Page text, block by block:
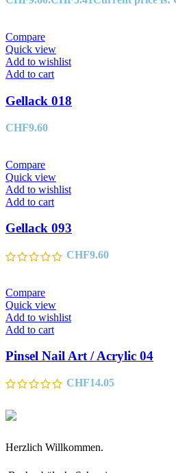
Compare
Quick view
Add to wishlist
Add to cart
Gellack 018
CHF9.60
Compare
Quick view
Add to wishlist
Add to cart
Gellack 093
CHF9.60
Compare
Quick view
Add to wishlist
Add to cart
Pinsel Nail Art / Acrylic 04
CHF14.05
Herzlich Willkommen.